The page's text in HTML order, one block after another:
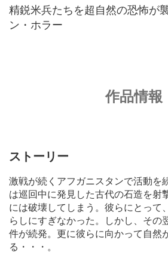
精鋭米兵たちを超自然の恐怖が
ン・ホラー
作品情報
ストーリー
激戦が続くアフガニスタンで活動を
は巡回中に発見した古代の石造を射
には破壊してしまう。彼らにとって
らしにすぎなかった。しかし、その
件が続発。更に彼らに向かって自然
る・・・。